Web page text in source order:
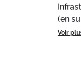
(en
Voir